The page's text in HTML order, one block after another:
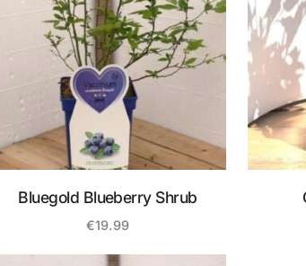
Bluegold Blueberry Shrub
€19.99